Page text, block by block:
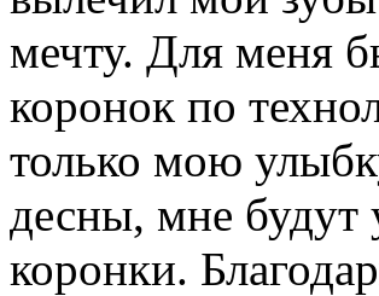
мечту. Для меня
коронок по
только мою
десны, мне будут
коронки.